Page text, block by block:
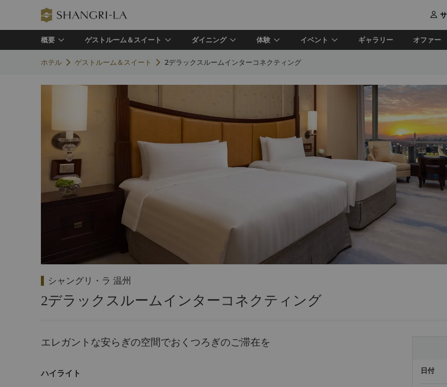

概要 ゲストルーム＆スイート ダイニング 体験 イベント ギャラリー オファー
ホテル ゲストルーム＆スイート 2デラックスルームインターコネクティング
シャングリ・ラ 温州
2デラックスルームインターコネクティング
エレガントな安らぎの空間でおくつろぎのご滞在を
ハイライト 日付